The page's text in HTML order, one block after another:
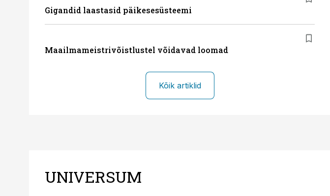
Gigandid laastasid päikesesüsteemi
Maailmameistrivõistlustel võidavad loomad
Kõik artiklid
UNIVERSUM